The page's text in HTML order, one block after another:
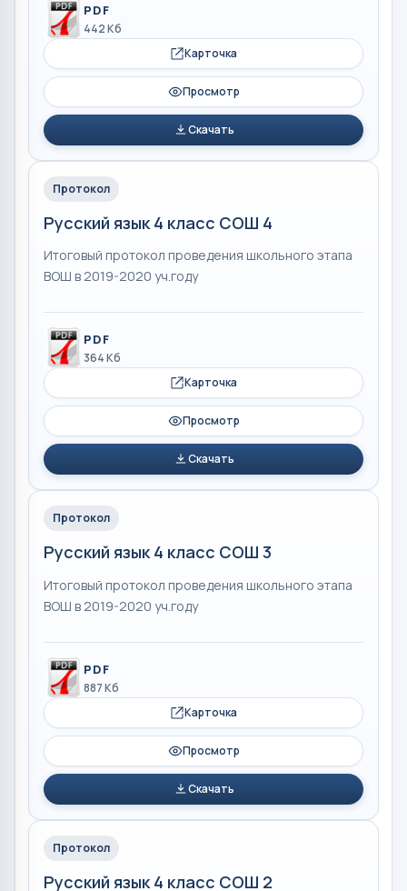
PDF
442 Кб
Карточка
Просмотр
Скачать
Протокол
Русский язык 4 класс СОШ 4
Итоговый протокол проведения школьного этапа
ВОШ в 2019-2020 уч.году
PDF
364 Кб
Карточка
Просмотр
Скачать
Протокол
Русский язык 4 класс СОШ 3
Итоговый протокол проведения школьного этапа
ВОШ в 2019-2020 уч.году
PDF
887 Кб
Карточка
Просмотр
Скачать
Протокол
Русский язык 4 класс СОШ 2